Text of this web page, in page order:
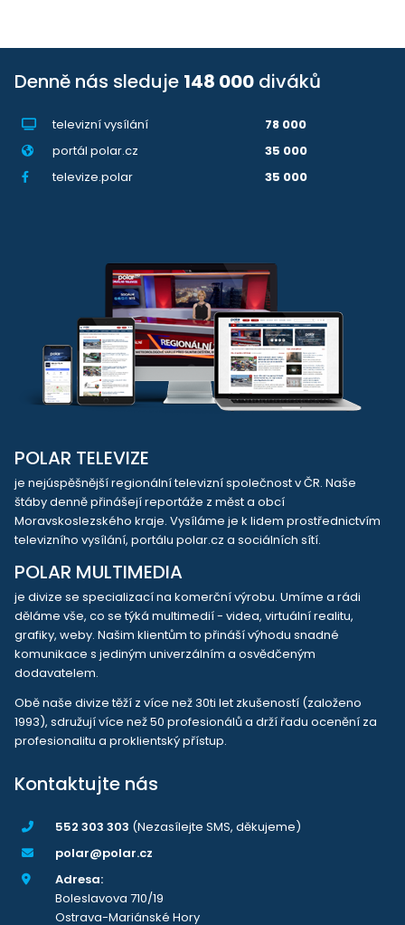
Denně nás sleduje 148 000 diváků
televizní vysílání
78 000
portál polar.cz
35 000
televize.polar
35 000
POLAR TELEVIZE
je nejúspěšnější regionální televizní společnost v ČR. Naše
štáby denně přinášejí reportáže z měst a obcí
Moravskoslezského kraje. Vysíláme je k lidem prostřednictvím
televizního vysílání, portálu polar.cz a sociálních sítí.
POLAR MULTIMEDIA
je divize se specializací na komerční výrobu. Umíme a rádi
děláme vše, co se týká multimedií - videa, virtuální realitu,
grafiky, weby. Našim klientům to přináší výhodu snadné
komunikace s jediným univerzálním a osvědčeným
dodavatelem.
Obě naše divize těží z více než 30ti let zkušeností (založeno
1993), sdružují více než 50 profesionálů a drží řadu ocenění za
profesionalitu a proklientský přístup.
Kontaktujte nás
552 303 303 (Nezasílejte SMS, děkujeme)
polar@polar.cz
Adresa:
Boleslavova 710/19
Ostrava-Mariánské Hory